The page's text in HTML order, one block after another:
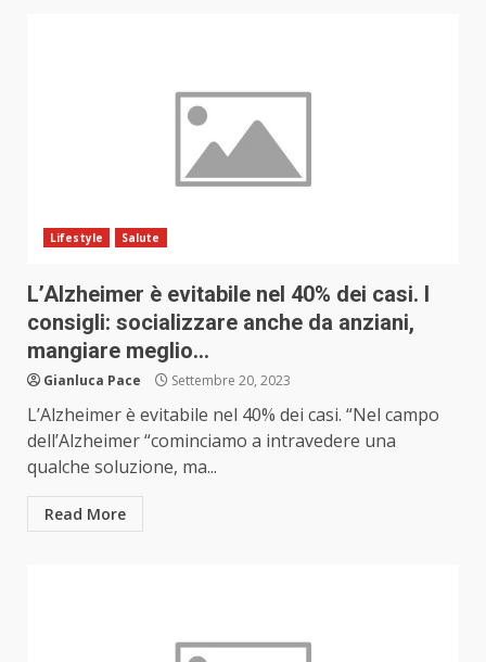
Lifestyle Salute
L’Alzheimer è evitabile nel 40% dei casi. I
consigli: socializzare anche da anziani,
mangiare meglio…
Gianluca Pace Settembre 20, 2023
L’Alzheimer è evitabile nel 40% dei casi. “Nel campo
dell’Alzheimer “cominciamo a intravedere una
qualche soluzione, ma...
Read More